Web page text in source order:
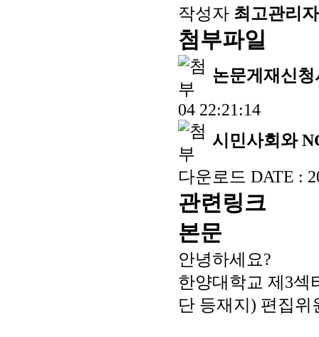
작성자 최고관리자
첨부파일
논문게재신
04 22:21:14
시민사회와
다운로드 DATE :
관련링크
본문
안녕하세요?
한양대학교 제3섹
단 등재지) 편집위